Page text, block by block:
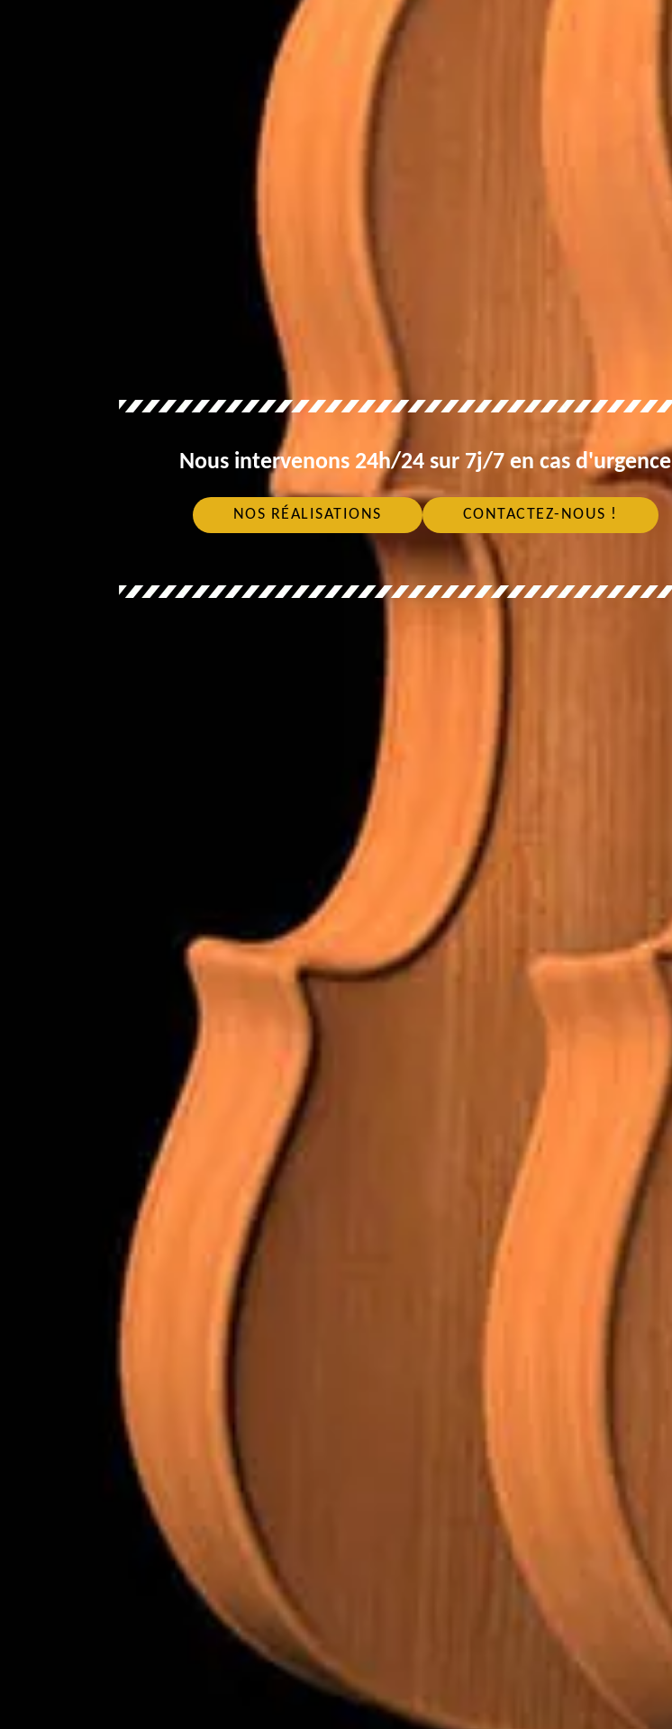
Nous intervenons 24h/24 sur 7j/7 en cas d'urgence
NOS RÉALISATIONS CONTACTEZ-NOUS !